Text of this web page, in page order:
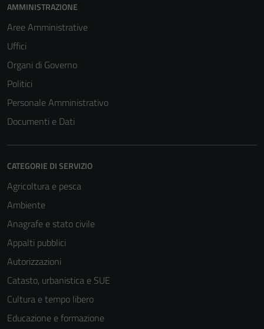
AMMINISTRAZIONE
Aree Amministrative
Uffici
Organi di Governo
Politici
Personale Amministrativo
Documenti e Dati
CATEGORIE DI SERVIZIO
Agricoltura e pesca
Ambiente
Anagrafe e stato civile
Appalti pubblici
Autorizzazioni
Catasto, urbanistica e SUE
Cultura e tempo libero
Educazione e formazione